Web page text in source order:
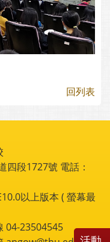
回列表
四段1727號 電話：
以上版本 ( 螢幕最
04-23504545